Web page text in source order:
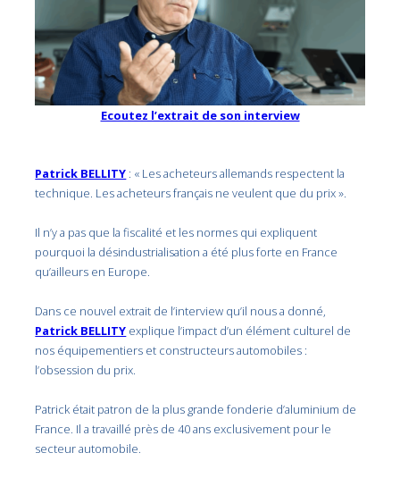
Ecoutez l’extrait de son interview
Patrick BELLITY : « Les acheteurs allemands respectent la
technique. Les acheteurs français ne veulent que du prix ».
Il n’y a pas que la fiscalité et les normes qui expliquent
pourquoi la désindustrialisation a été plus forte en France
qu’ailleurs en Europe.
Dans ce nouvel extrait de l’interview qu’il nous a donné,
Patrick BELLITY explique l’impact d’un élément culturel de
nos équipementiers et constructeurs automobiles :
l’obsession du prix.
Patrick était patron de la plus grande fonderie d’aluminium de
France. Il a travaillé près de 40 ans exclusivement pour le
secteur automobile.